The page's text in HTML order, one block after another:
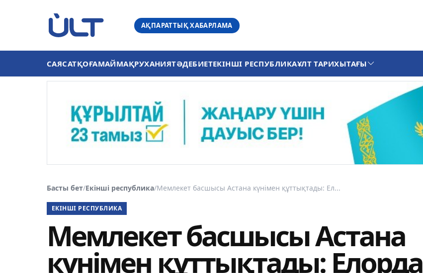
АҚПАРАТТЫҚ ХАБАРЛАМА
САЯСАТҚОҒАМАЙМАҚРУХАНИЯТӘДЕБИЕТЕКІНШІ РЕСПУБЛИКАҰЛТ ТАРИХЫТАҒЫ
Басты бет/Екінші республика/Мемлекет басшысы Астана күнімен құттықтады: Ел...
ЕКІНШІ РЕСПУБЛИКА
Мемлекет басшысы Астана
күнімен құттықтады: Елорда